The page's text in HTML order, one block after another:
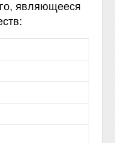
являющееся